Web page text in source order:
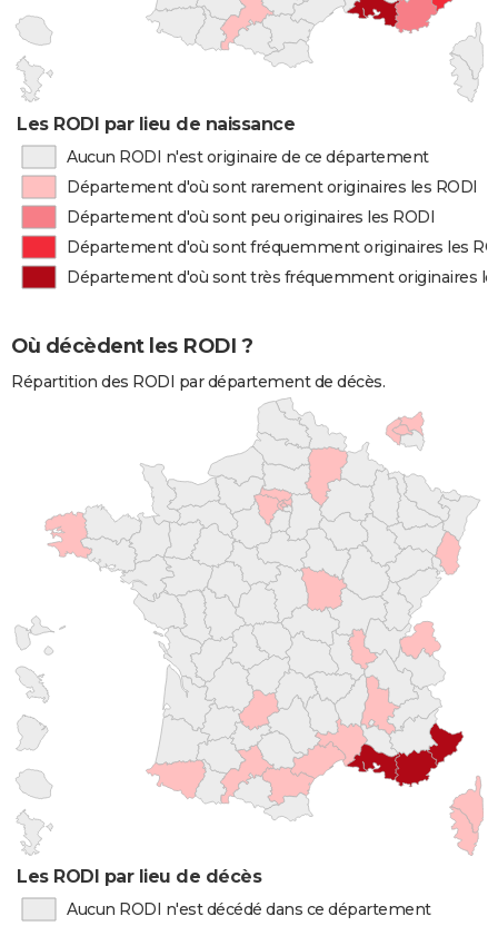
Les RODI par lieu de naissance
Aucun RODI n'est originaire de ce département
Département d'où sont rarement originaires les RODI
Département d'où sont peu originaires les RODI
Département d'où sont fréquemment originaires les
Département d'où sont très fréquemment originaires
Où décèdent les RODI ?
Répartition des RODI par département de décès.
Les RODI par lieu de décès
Aucun RODI n'est décédé dans ce département